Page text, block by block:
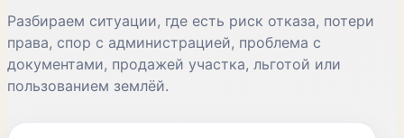
Разбираем ситуации, где есть риск отказа, потери
права, спор с администрацией, проблема с
документами, продажей участка, льготой или
пользованием землёй.